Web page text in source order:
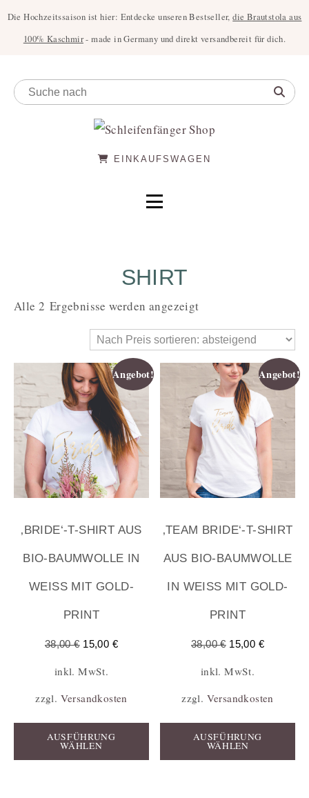
Die Hochzeitssaison ist hier: Entdecke unseren Bestseller,die Brautstola aus
100% Kaschmir- made in Germany und direkt versandbereit für dich.
EINKAUFSWAGEN
SHIRT
Alle 2 Ergebnisse werden angezeigt
Angebot!
‚BRIDE‘-T-SHIRT AUS
BIO-BAUMWOLLE IN
WEISS MIT GOLD-P
RINT
38,00€ 15,00 €
inkl. MwSt.
zzgl. Versandkosten
AUSFÜHRUNG
WÄHLEN
Angebot!
‚TEAM BRIDE‘-T-SHIRT
AUS BIO-BAUMWOLLE
IN WEISS MIT GOLD-P
RINT
38,00€ 15,00 €
inkl. MwSt.
zzgl. Versandkosten
AUSFÜHRUNG
WÄHLEN